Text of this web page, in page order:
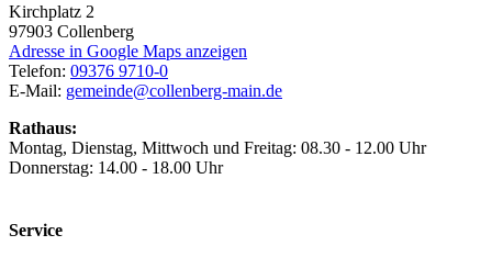
Kirchplatz 2
97903 Collenberg
Adresse in Google Maps anzeigen
Telefon: 09376 9710-0
E-Mail: gemeinde@collenberg-main.de
Rathaus:
Montag, Dienstag, Mittwoch und Freitag: 08.30 - 12.00 Uhr
Donnerstag: 14.00 - 18.00 Uhr
Service